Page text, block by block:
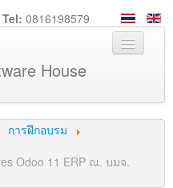
Tel: 0816198579
House
การฝึกอบรม
Odoo 11 ERP ณ. บมจ.